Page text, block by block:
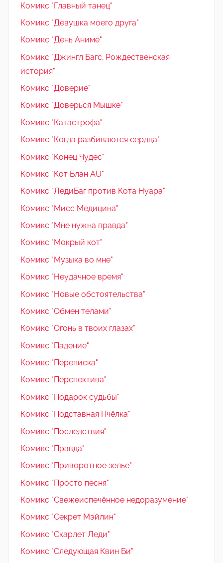
Комикс "Главный танец"
Комикс "Девушка моего друга"
Комикс "День Аниме"
Комикс "Джингл Багс. Рождественская
история"
Комикс "Доверие"
Комикс "Доверься Мышке"
Комикс "Катастрофа"
Комикс "Когда разбиваются сердца"
Комикс "Конец Чудес"
Комикс "Кот Блан AU"
Комикс "ЛедиБаг против Кота Нуара"
Комикс "Мисс Медицина"
Комикс "Мне нужна правда"
Комикс "Мокрый кот"
Комикс "Музыка во мне"
Комикс "Неудачное время"
Комикс "Новые обстоятельства"
Комикс "Обмен телами"
Комикс "Огонь в твоих глазах"
Комикс "Падение"
Комикс "Переписка"
Комикс "Перспектива"
Комикс "Подарок судьбы"
Комикс "Подставная Пчёлка"
Комикс "Последствия"
Комикс "Правда"
Комикс "Приворотное зелье"
Комикс "Просто песня"
Комикс "Свежеиспечённое недоразумение"
Комикс "Секрет Мэйлин"
Комикс "Скарлет Леди"
Комикс "Следующая Квин Би"